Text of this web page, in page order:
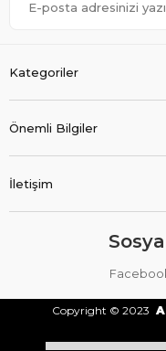
Kategoriler
Önemli Bilgiler
İletişim
Copyright © 2023